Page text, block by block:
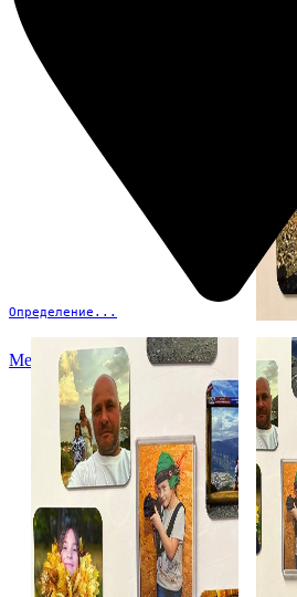
Определение...
Меню